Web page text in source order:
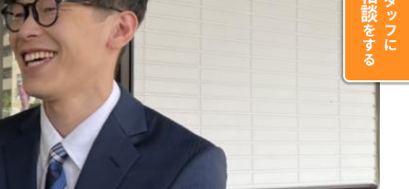
伊奈町 三郷市
志木市 鴻巣市 所沢市